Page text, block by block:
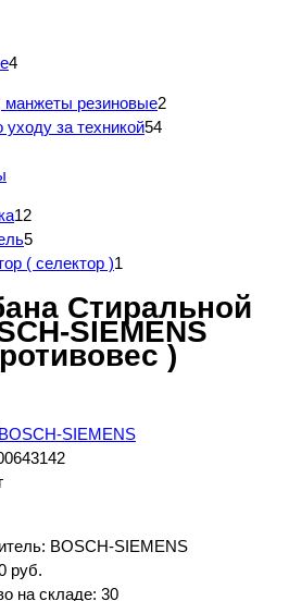
4
манжеты резиновые2
за техникой54
12
5
( селектор )1
Стиральной
SIEMENS
)
BOSCH-SIEMENS
руб.
на складе: 30